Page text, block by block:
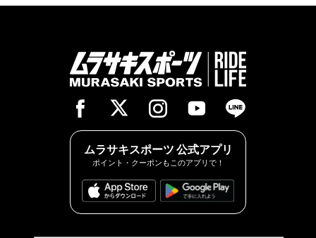
ムラサキスポーツ 公式アプリ
ポイント・クーポンもこのアプリで！